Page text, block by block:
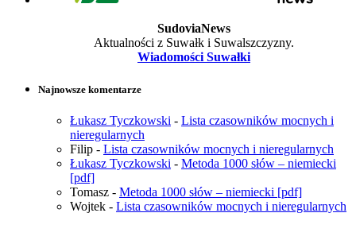
SudoviaNews
Aktualności z Suwałk i Suwalszczyzny.
Wiadomości Suwałki
Najnowsze komentarze
Łukasz Tyczkowski - Lista czasowników mocnych i
nieregularnych
Filip - Lista czasowników mocnych i nieregularnych
Łukasz Tyczkowski - Metoda 1000 słów – niemiecki
[pdf]
Tomasz - Metoda 1000 słów – niemiecki [pdf]
Wojtek - Lista czasowników mocnych i nieregularnych